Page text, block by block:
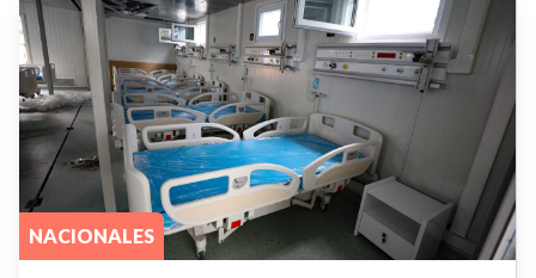
NACIONALES